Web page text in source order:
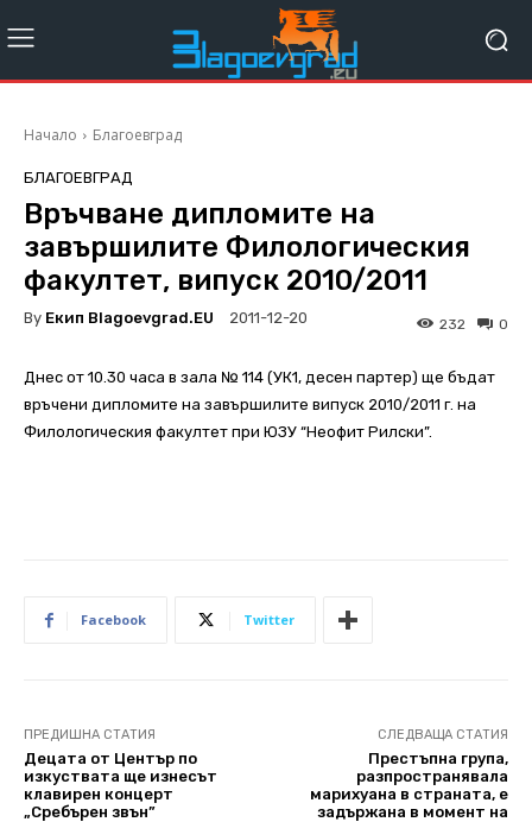
Начало Благоевград
БЛАГОЕВГРАД
Връчване дипломите на
завършилите Филологическия
факултет, випуск 2010/2011
By Екип Blagoevgrad.EU 2011-12-20 0
232
Днес от 10.30 часа в зала № 114 (УК1, десен партер) ще бъдат
връчени дипломите на завършилите випуск 2010/2011 г. на
Филологическия факултет при ЮЗУ “Неофит Рилски”.
Facebook Twitter
ПРЕДИШНА СТАТИЯ
Децата от Център по
изкуствата ще изнесът
клавирен концерт
„Сребърен звън”
СЛЕДВАЩА СТАТИЯ
Престъпна група,
разпространявала
марихуана в страната, е
задържана в момент на